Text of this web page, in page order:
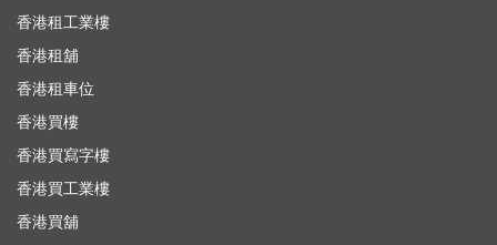
香港租工業樓
香港租舖
香港租車位
香港買樓
香港買寫字樓
香港買工業樓
香港買舖